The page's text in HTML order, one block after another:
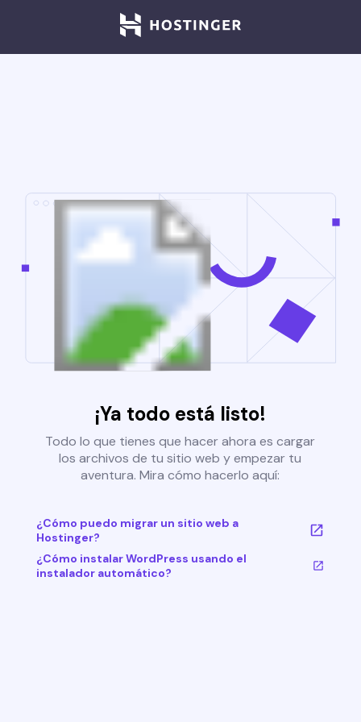
¡Ya todo está listo!
Todo lo que tienes que hacer ahora es cargar
los archivos de tu sitio web y empezar tu
aventura. Mira cómo hacerlo aquí:
¿Cómo puedo migrar un sitio web a
Hostinger?
¿Cómo instalar WordPress usando el
instalador automático?